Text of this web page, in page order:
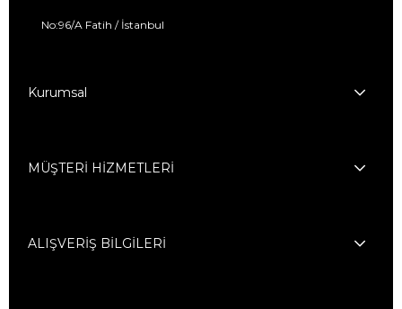
No:96/A Fatih / İstanbul
Kurumsal
MÜŞTERİ HİZMETLERİ
ALIŞVERİŞ BİLGİLERİ